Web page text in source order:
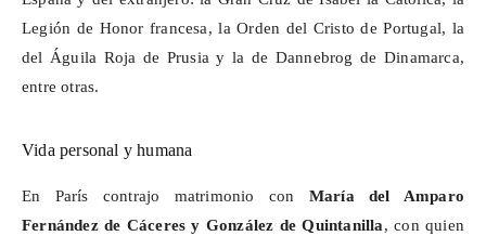
Legión de Honor francesa, la Orden del Cristo de Portugal, la
del Águila Roja de Prusia y la de Dannebrog de Dinamarca,
entre otras.
Vida personal y humana
En París contrajo matrimonio con María del Amparo
Fernández de Cáceres y González de Quintanilla, con quien